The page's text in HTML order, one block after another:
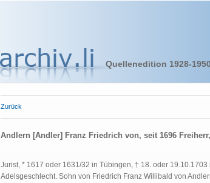
Quellenedition 1928-
Zurück
Andlern [Andler] Franz Friedrich von, seit 1696
Jurist, * 1617 oder 1631/32 in Tübingen, † 18. oder
Adelsgeschlecht. Sohn von Friedrich Franz Willibald von